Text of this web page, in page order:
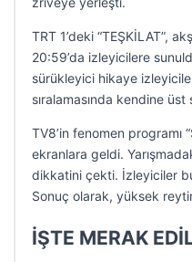
TRT 1’deki “TEŞKİLAT”,
20:59’da izleyicilere
sürükleyici hikaye
sıralamasında kendine
TV8’in fenomen programı
ekranlara geldi.
dikkatini çekti. İzleyiciler
Sonuç olarak, yüksek
İŞTE MERAK